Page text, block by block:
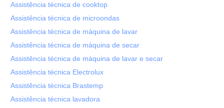
Assistência técnica de cooktop
Assistência técnica de microondas
Assistência técnica de máquina de lavar
Assistência técnica de máquina de secar
Assistência técnica de máquina de lavar e secar
Assistência técnica Electrolux
Assistência técnica Brastemp
Assistência técnica lavadora